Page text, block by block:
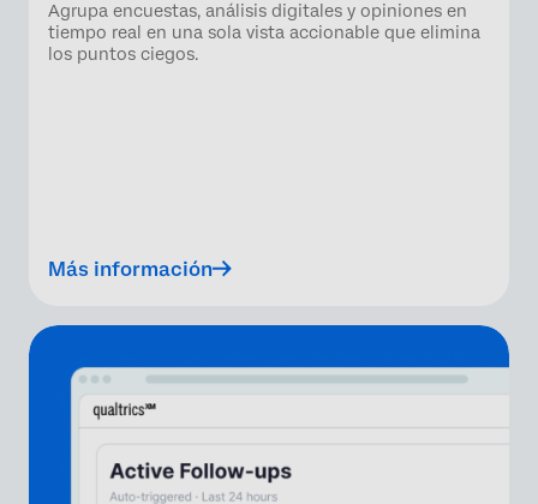
Agrupa encuestas, análisis digitales y opiniones en
tiempo real en una sola vista accionable que elimina
los puntos ciegos.
Más información